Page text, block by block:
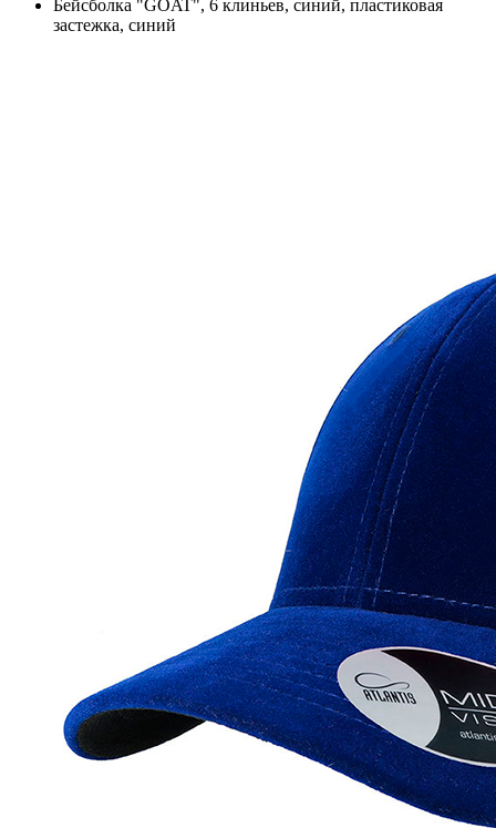
Бейсболка "GOAT", 6 клиньев, синий, пластиковая
застежка, синий